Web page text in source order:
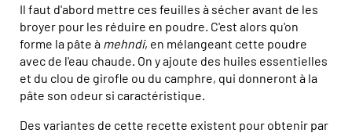
Il faut d'abord mettre ces feuilles à sécher avant de les
broyer pour les réduire en poudre. C'est alors qu'on
forme la pâte à mehndi, en mélangeant cette poudre
avec de l'eau chaude. On y ajoute des huiles essentielles
et du clou de girofle ou du camphre, qui donneront à la
pâte son odeur si caractéristique.
Des variantes de cette recette existent pour obtenir par